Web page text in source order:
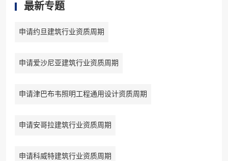
最新专题
申请约旦建筑行业资质周期
申请爱沙尼亚建筑行业资质周期
申请津巴布韦照明工程通用设计资质周期
申请安哥拉建筑行业资质周期
申请科威特建筑行业资质周期